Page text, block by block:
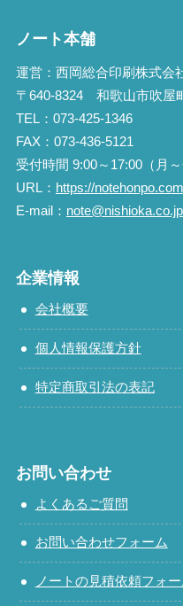
ノート本舗
運営：西岡総合印刷株式会
〒640-8324 和歌山市吹屋
TEL：073-425-1346
FAX：073-436-5121
受付時間 9:00～17:00（月
URL： https://
E-mail： note@nishioka.co.jp
企業情報
会社概要
個人情報保護方針
特定商取引法の表記
お問い合わせ
よくあるご質問
お問い合わせフォーム
ノートの見積依頼フォー